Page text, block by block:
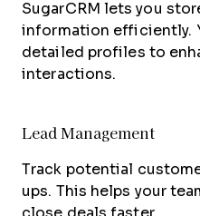
SugarCRM lets you
information efficiently.
detailed profiles to
interactions.
Lead Management
Track potential
ups. This helps your
close deals faster.